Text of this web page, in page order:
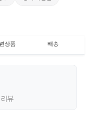
상품 배송
뷰